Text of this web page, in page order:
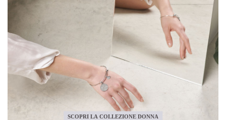
SCOPRI LA COLLEZIONE DONNA